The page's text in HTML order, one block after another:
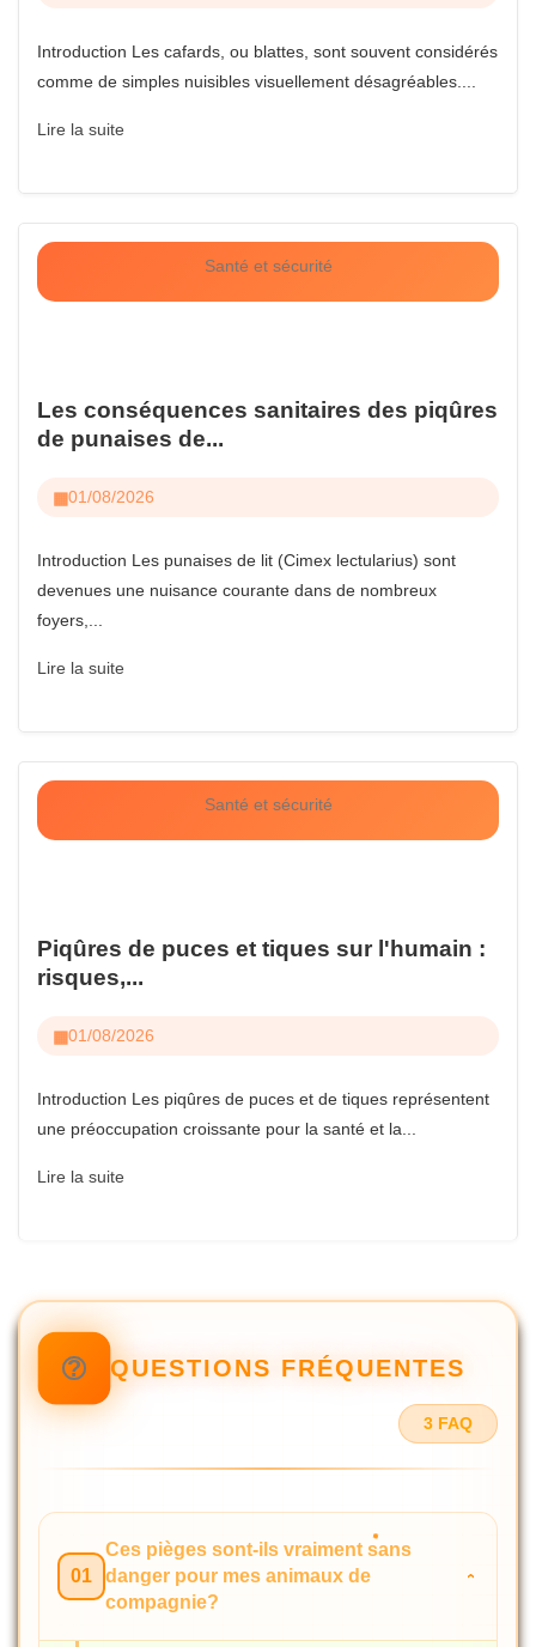
Introduction Les cafards, ou blattes, sont souvent considérés
comme de simples nuisibles visuellement désagréables....
Lire la suite
Santé et sécurité
Les conséquences sanitaires des piqûres
de punaises de...
01/08/2026
Introduction Les punaises de lit (Cimex lectularius) sont
devenues une nuisance courante dans de nombreux
foyers,...
Lire la suite
Santé et sécurité
Piqûres de puces et tiques sur l'humain :
risques,...
01/08/2026
Introduction Les piqûres de puces et de tiques représentent
une préoccupation croissante pour la santé et la...
Lire la suite
QUESTIONS FRÉQUENTES
3 FAQ
01
Ces pièges sont-ils vraiment sans
danger pour mes animaux de
compagnie?